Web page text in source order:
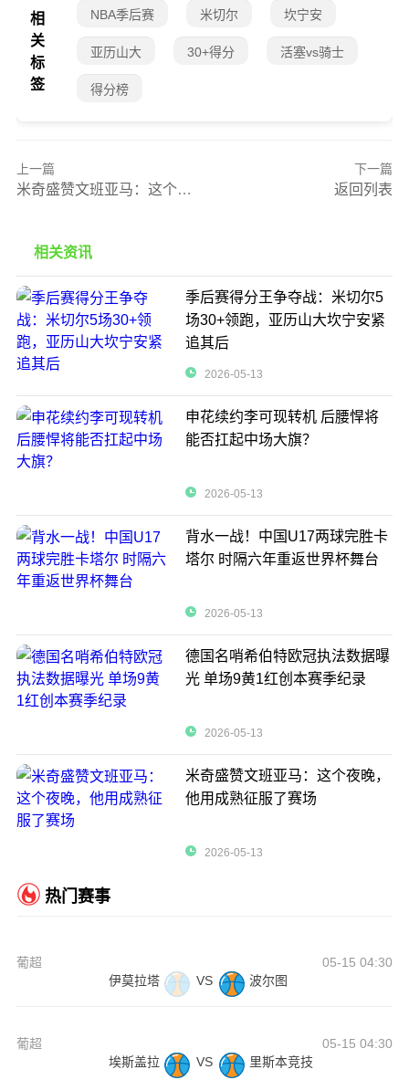
相
关
标
签
NBA季后赛 米切尔 坎宁安
亚历山大 30+得分 活塞vs骑士
得分榜
上一篇
米奇盛赞文班亚马：这个夜晚，他用成熟征服了赛场
下一篇
返回列表
相关资讯
季后赛得分王争夺战：米切尔5
场30+领跑，亚历山大坎宁安紧
追其后
2026-05-13
申花续约李可现转机 后腰悍将
能否扛起中场大旗？
2026-05-13
背水一战！中国U17两球完胜卡
塔尔 时隔六年重返世界杯舞台
2026-05-13
德国名哨希伯特欧冠执法数据曝
光 单场9黄1红创本赛季纪录
2026-05-13
米奇盛赞文班亚马：这个夜晚，
他用成熟征服了赛场
2026-05-13
热门赛事
葡超
05-15 04:30
伊莫拉塔
VS 波尔图
葡超
05-15 04:30
埃斯盖拉
VS 里斯本竞技